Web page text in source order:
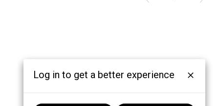
Log in to get a better experience